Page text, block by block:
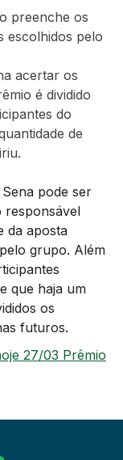
preenche os
escolhidos pelo
acertar os
é dividido
do
de
pode ser
responsável
da aposta
grupo. Além
que haja um
os
futuros.
27/03 Prêmio